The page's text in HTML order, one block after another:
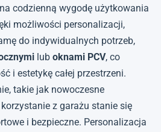
codzienną wygodę użytkowania
możliwości personalizacji,
do indywidualnych potrzeb,
lub oknami PCV, co
i estetykę całej przestrzeni.
takie jak nowoczesne
korzystanie z garażu stanie się
i bezpieczne. Personalizacja